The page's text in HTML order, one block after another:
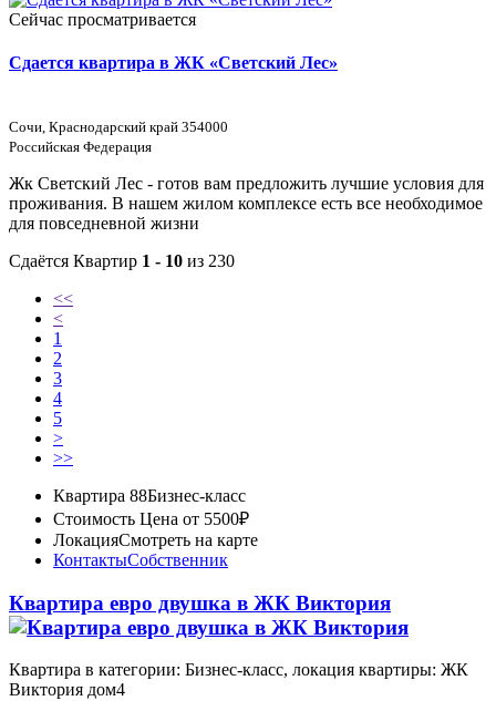
Сейчас просматривается
Сдается квартира в ЖК «Светский Лес»
Сочи, Краснодарский край 354000
Российская Федерация
Жк Светский Лес - готов вам предложить лучшие условия для
проживания. В нашем жилом комплексе есть все необходимое
для повседневной жизни
Сдаётся Квартир 1 - 10 из 230
<<
<
1
2
3
4
5
>
>>
Квартира 88Бизнес-класс
Стоимость Цена от 5500₽
ЛокацияСмотреть на карте
КонтактыСобственник
Квартира евро двушка в ЖК Виктория
Квартира в категории: Бизнес-класс, локация квартиры: ЖК
Виктория дом4